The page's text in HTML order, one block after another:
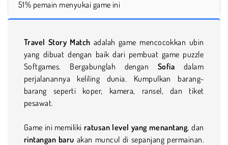
51% pemain menyukai game ini
Travel Story Match adalah game mencocokkan ubin
yang dibuat dengan baik dari pembuat game puzzle
Softgames. Bergabunglah dengan Sofia dalam
perjalanannya keliling dunia. Kumpulkan barang-
barang seperti koper, kamera, ransel, dan tiket
pesawat.
Game ini memiliki ratusan level yang menantang, dan
rintangan baru akan muncul di sepanjang permainan.